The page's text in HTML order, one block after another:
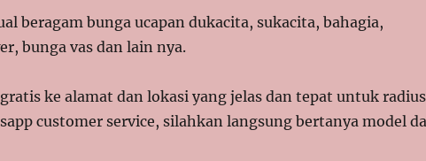
beragam bunga ucapan dukacita, sukacita, bahagia,
bunga vas dan lain nya.
ke alamat dan lokasi yang jelas dan tepat untuk radius
customer service, silahkan langsung bertanya model